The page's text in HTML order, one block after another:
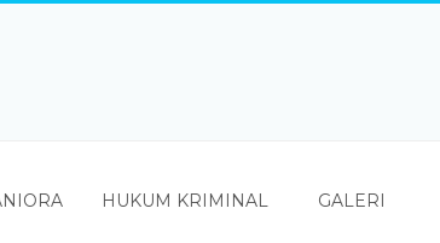
HUKUM KRIMINAL GALERI